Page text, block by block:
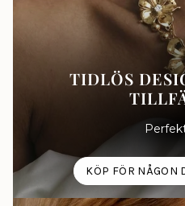
TIDLÖS
KÖP FÖR NÅGON